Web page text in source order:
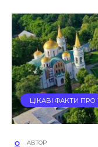
ЦІКАВІ ФАКТИ ПРО
АВТОР